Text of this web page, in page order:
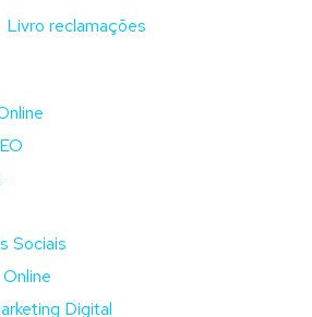
Sociais
Digital